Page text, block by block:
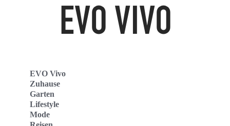
EVO Vivo
Zuhause
Garten
Lifestyle
Mode